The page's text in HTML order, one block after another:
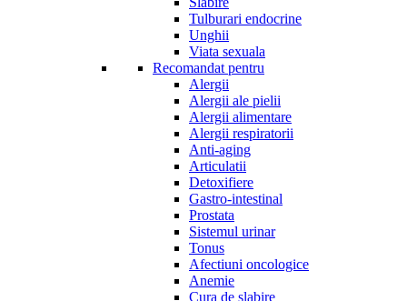
Tulburari endocrine
Unghii
Viata sexuala
Recomandat pentru
Alergii
Alergii ale pielii
Alergii alimentare
Alergii respiratorii
Anti-aging
Articulatii
Detoxifiere
Gastro-intestinal
Prostata
Sistemul urinar
Tonus
Afectiuni oncologice
Anemie
Cura de slabire